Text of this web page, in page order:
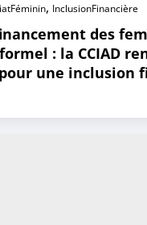
, InclusionFinancière
des
: la CCIAD
une inclusion